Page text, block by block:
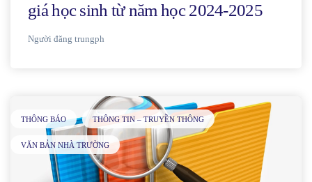
giá học sinh từ năm học 2024-2025
Người đăng trungph
THÔNG BÁO THÔNG TIN – TRUYỀN THÔNG
VĂN BẢN NHÀ TRƯỜNG